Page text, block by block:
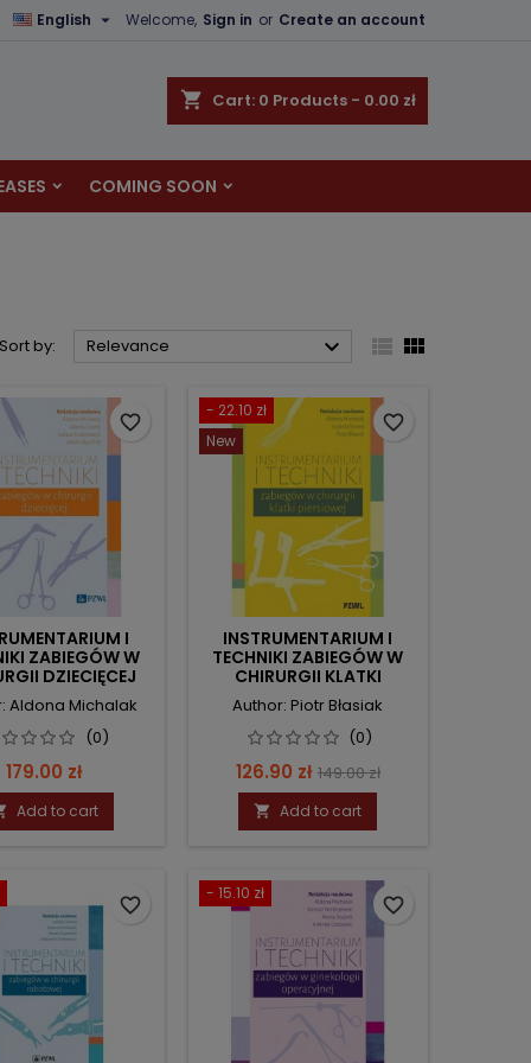
Welcome, Sign in or Create an account
English 
shopping_cart Cart: 0 Products - 0.00 zł
COMING SOON
Sort by: Relevance   
I
ZABIEGÓW W
DZIECIĘCEJ
Aldona Michalak
(0)
Price
179.00 zł
Add to cart
favorite_border
- 22.10 zł
New
INSTRUMENTARIUM I
TECHNIKI ZABIEGÓW W
CHIRURGII KLATKI
PIERSIOWEJ
Author: Piotr Błasiak
(0)
Price
126.90 zł Regular
price
149.00 zł
 Add to cart
favorite_border
favorite_border
- 15.10 zł
favorite_border